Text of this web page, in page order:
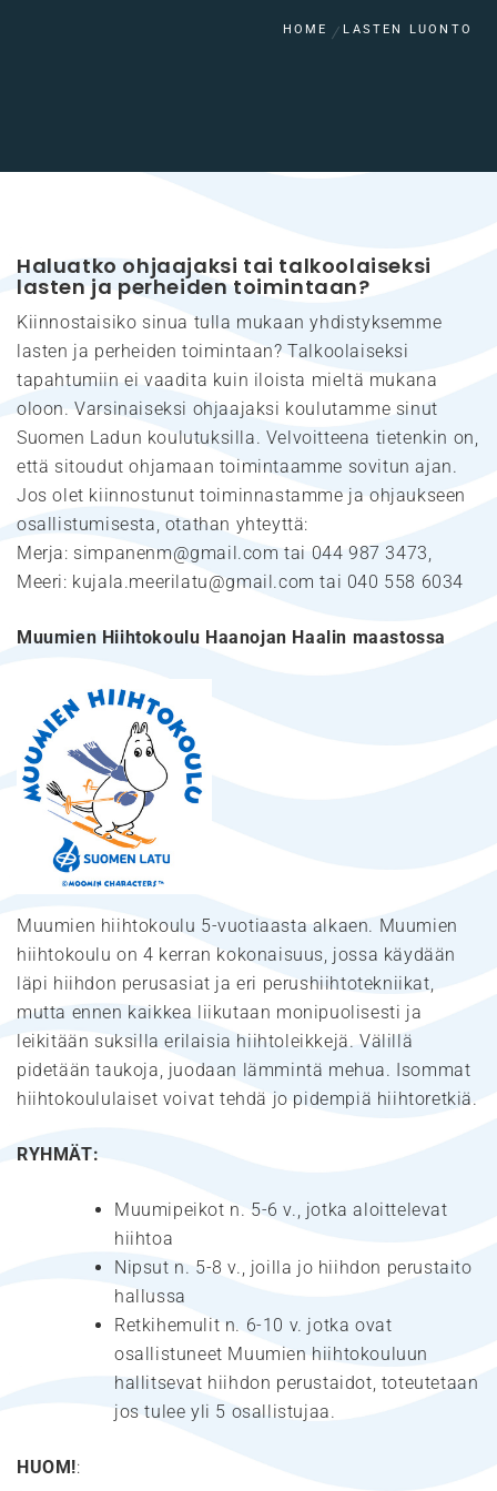
HOME LASTEN LUONTO
Haluatko ohjaajaksi tai talkoolaiseksi
lasten ja perheiden toimintaan?
Kiinnostaisiko sinua tulla mukaan yhdistyksemme
lasten ja perheiden toimintaan? Talkoolaiseksi
tapahtumiin ei vaadita kuin iloista mieltä mukana
oloon. Varsinaiseksi ohjaajaksi koulutamme sinut
Suomen Ladun koulutuksilla. Velvoitteena tietenkin on,
että sitoudut ohjamaan toimintaamme sovitun ajan.
Jos olet kiinnostunut toiminnastamme ja ohjaukseen
osallistumisesta, otathan yhteyttä:
Merja: simpanenm@gmail.com tai 044 987 3473,
Meeri: kujala.meerilatu@gmail.com tai 040 558 6034
Muumien Hiihtokoulu Haanojan Haalin maastossa
Muumien hiihtokoulu 5-vuotiaasta alkaen. Muumien
hiihtokoulu on 4 kerran kokonaisuus, jossa käydään
läpi hiihdon perusasiat ja eri perushiihtotekniikat,
mutta ennen kaikkea liikutaan monipuolisesti ja
leikitään suksilla erilaisia hiihtoleikkejä. Välillä
pidetään taukoja, juodaan lämmintä mehua. Isommat
hiihtokoululaiset voivat tehdä jo pidempiä hiihtoretkiä.
RYHMÄT:
Muumipeikot n. 5-6 v., jotka aloittelevat
hiihtoa
Nipsut n. 5-8 v., joilla jo hiihdon perustaito
hallussa
Retkihemulit n. 6-10 v. jotka ovat
osallistuneet Muumien hiihtokouluun
hallitsevat hiihdon perustaidot, toteutetaan
jos tulee yli 5 osallistujaa.
HUOM!: